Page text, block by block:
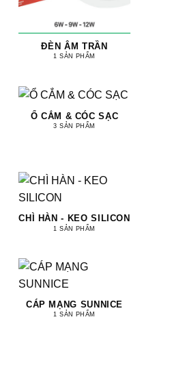
ĐÈN ÂM TRẦN
1 SẢN PHẨM
Ổ CẮM & CÓC SẠC
3 SẢN PHẨM
CHÌ HÀN - KEO SILICON
1 SẢN PHẨM
CÁP MẠNG SUNNICE
1 SẢN PHẨM